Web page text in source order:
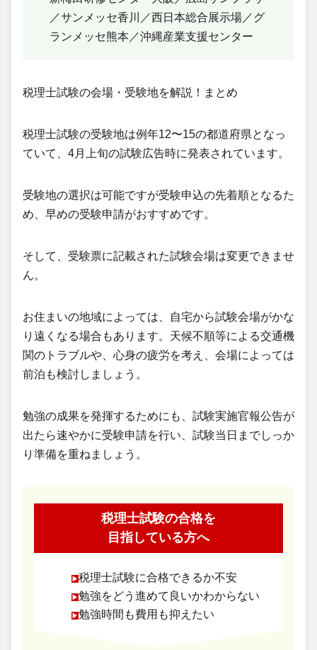
／サンメッセ香川／西日本総合展示場／グ
ランメッセ熊本／沖縄産業支援センター
税理士試験の会場・受験地を解説！まとめ
税理士試験の受験地は例年12〜15の都道府県となっ
ていて、4月上旬の試験広告時に発表されています。
受験地の選択は可能ですが受験申込の先着順となるた
め、早めの受験申請がおすすめです。
そして、受験票に記載された試験会場は変更できませ
ん。
お住まいの地域によっては、自宅から試験会場がかな
り遠くなる場合もあります。天候不順等による交通機
関のトラブルや、心身の疲労を考え、会場によっては
前泊も検討しましょう。
勉強の成果を発揮するためにも、試験実施官報公告が
出たら速やかに受験申請を行い、試験当日までしっか
り準備を重ねましょう。
税理士試験の合格を
目指している方へ
税理士試験に合格できるか不安
勉強をどう進めて良いかわからない
勉強時間も費用も抑えたい